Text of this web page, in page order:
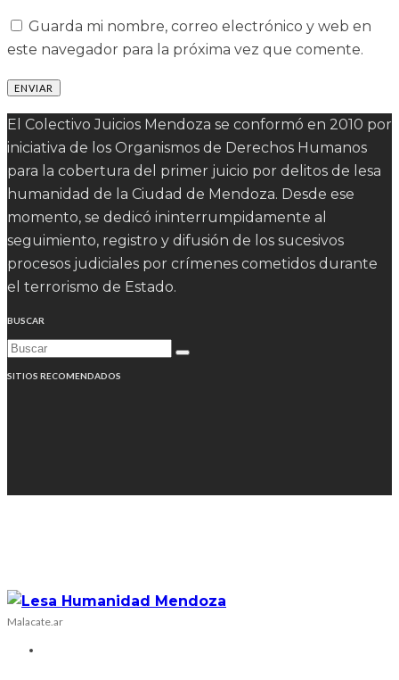
Guarda mi nombre, correo electrónico y web en
este navegador para la próxima vez que comente.
El Colectivo Juicios Mendoza se conformó en 2010 por
iniciativa de los Organismos de Derechos Humanos
para la cobertura del primer juicio por delitos de lesa
humanidad de la Ciudad de Mendoza. Desde ese
momento, se dedicó ininterrumpidamente al
seguimiento, registro y difusión de los sucesivos
procesos judiciales por crímenes cometidos durante
el terrorismo de Estado.
BUSCAR
SITIOS RECOMENDADOS
Malacate.ar